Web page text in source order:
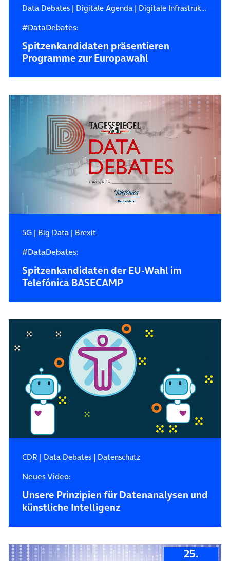
Data Debates| Digitale Agenda| Digitale Infrastruktur
#DataDebates:
Spitzenkandidaten präsentieren
Programme zur Europawahl
5G| Big Data| Brexit
#DataDebates:
Spitzenkandidaten der EU-Wahl im
Telefónica BASECAMP
CDR | Data Debates| Datenschutz
Neues Video:
Unsere Prinzipien für Datenanalysen und
künstliche Intelligenz
25.